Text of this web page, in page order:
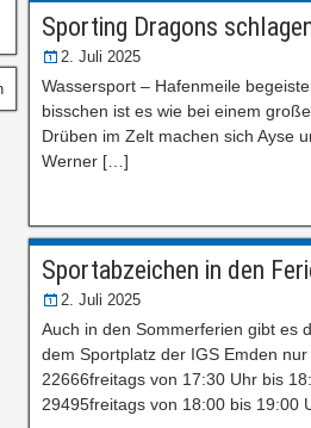
Sporting Dragons
2. Juli 2025
Wassersport – Hafenmeile
bisschen ist es wie bei einem
Drüben im Zelt machen sich Ayse
Werner […]
Sportabzeichen in den
2. Juli 2025
Auch in den Sommerferien gibt es
dem Sportplatz der IGS Emden
22666freitags von 17:30 Uhr bis
29495freitags von 18:00 bis 19:00